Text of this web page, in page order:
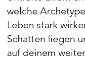
welche
Leben stark
Schatten liegen
auf deinem